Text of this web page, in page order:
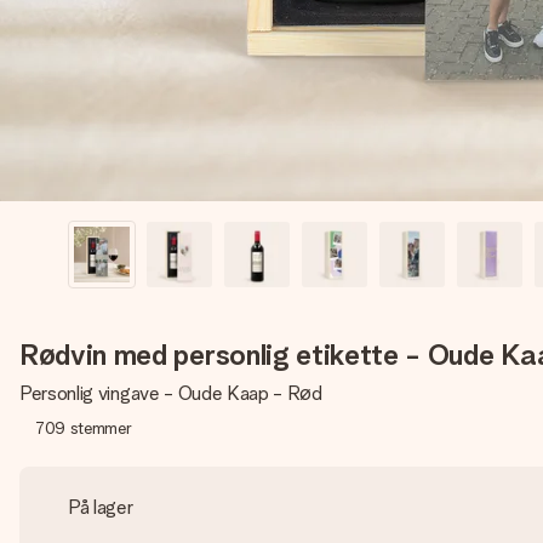
Rødvin med personlig etikette - Oude
Personlig vingave - Oude Kaap - Rød
709 stemmer
På lager